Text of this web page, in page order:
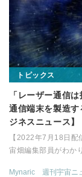
トピックス
「レーザー通信
通信端末を製造
ジネスニュース】
【2022年7月18日
宙畑編集部員がわか
Mynaric 週刊宇宙ニ